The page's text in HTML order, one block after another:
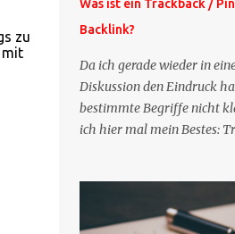
zu
mit
auf meiner XING-Seite
im Blog. Die Profilfragen
mittelfristig aus der
Mail entfernen, da ich sie so
Stelle pflegen muss.
Was ist ein Trackback /
Backlink?
Da ich gerade wieder in
Diskussion den Eindruck
bestimmte Begriffe nicht
ich hier mal mein Bestes:
besagt: "Lieber
Kommentar zu dir